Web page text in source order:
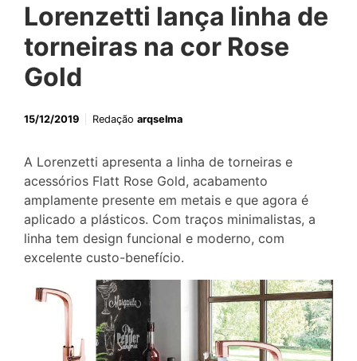
Lorenzetti lança linha de
torneiras na cor Rose
Gold
15/12/2019 Redação arqselma
A Lorenzetti apresenta a linha de torneiras e
acessórios Flatt Rose Gold, acabamento
amplamente presente em metais e que agora é
aplicado a plásticos. Com traços minimalistas, a
linha tem design funcional e moderno, com
excelente custo-benefício.